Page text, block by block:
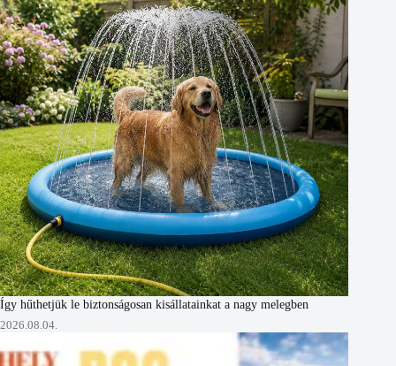
Így hűthetjük le biztonságosan kisállatainkat a nagy melegben
2026.08.04.